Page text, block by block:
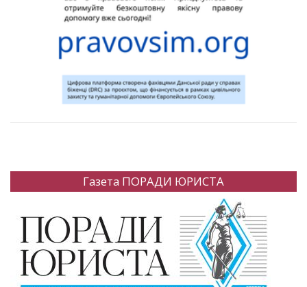
Газета ПОРАДИ ЮРИСТА